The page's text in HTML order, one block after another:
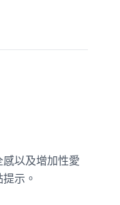
以及增加性愛
示。